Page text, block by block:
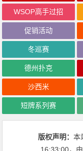
WSOP高手过招
促销活动
冬巡赛
德州扑克
沙西米
短牌系列赛
版权声明：本
16:33:00，